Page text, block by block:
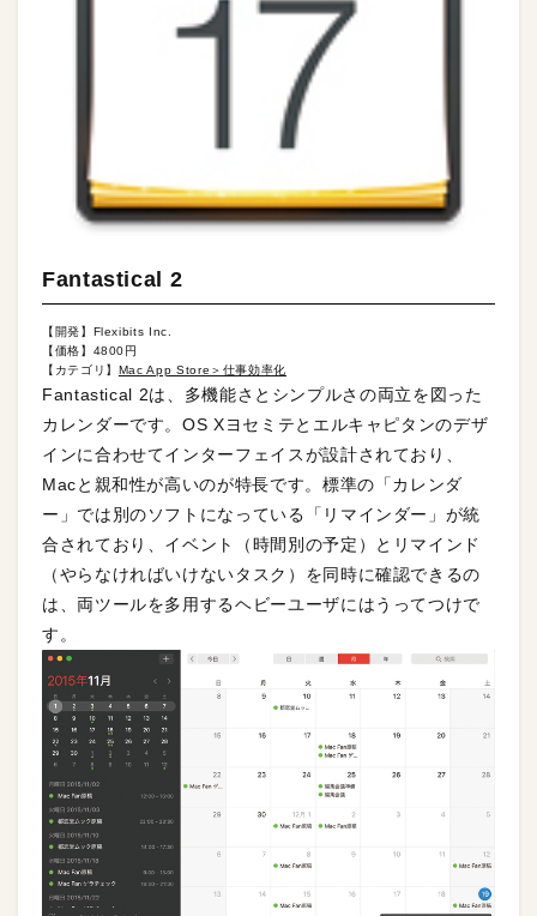
Fantastical 2
【開発】Flexibits Inc.
【価格】4800円
【カテゴリ】 Mac App Store＞仕事効率化
Fantastical 2は、多機能さとシンプルさの両立を図った
カレンダーです。OS Xヨセミテとエルキャピタンのデザ
インに合わせてインターフェイスが設計されており、
Macと親和性が高いのが特長です。標準の「カレンダ
ー」では別のソフトになっている「リマインダー」が統
合されており、イベント（時間別の予定）とリマインド
（やらなければいけないタスク）を同時に確認できるの
は、両ツールを多用するヘビーユーザにはうってつけで
す。